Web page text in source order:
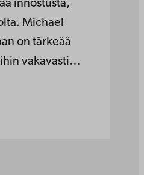
innostusta,
Michael
on tärkeää
vakavasti…